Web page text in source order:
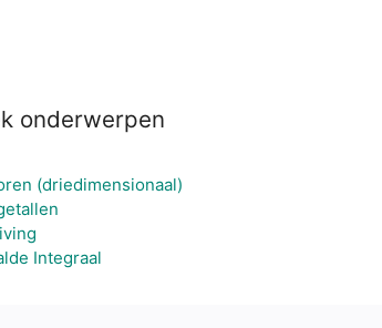
onderwerpen
(driedimensionaal)
Integraal